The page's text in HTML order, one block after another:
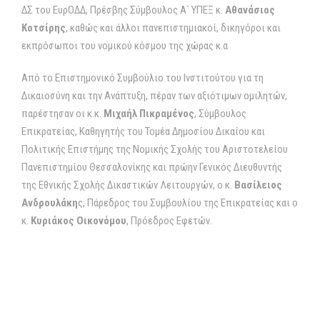
ΔΣ του ΕυρΟΔΔ, Πρέσβης Σύμβουλος Α΄ ΥΠΕΞ κ. Αθανάσιος
Κοτσίρης, καθώς και άλλοι πανεπιστημιακοί, δικηγόροι και
εκπρόσωποι του νομικού κόσμου της χώρας κ.α
Από το Επιστημονικό Συμβούλιο του Ινστιτούτου για τη
Δικαιοσύνη και την Ανάπτυξη, πέραν των αξιότιμων ομιλητών,
παρέστησαν οι κ.κ. Μιχαήλ Πικραμένος, Σύμβουλος
Επικρατείας, Καθηγητής του Τομέα Δημοσίου Δικαίου και
Πολιτικής Επιστήμης της Νομικής Σχολής του Αριστοτελείου
Πανεπιστημίου Θεσσαλονίκης και πρώην Γενικός Διευθυντής
της Εθνικής Σχολής Δικαστικών Λειτουργών, ο κ. Βασίλειος
Ανδρουλάκης, Πάρεδρος του Συμβουλίου της Επικρατείας και ο
κ. Κυριάκος Οικονόμου, Πρόεδρος Εφετών.